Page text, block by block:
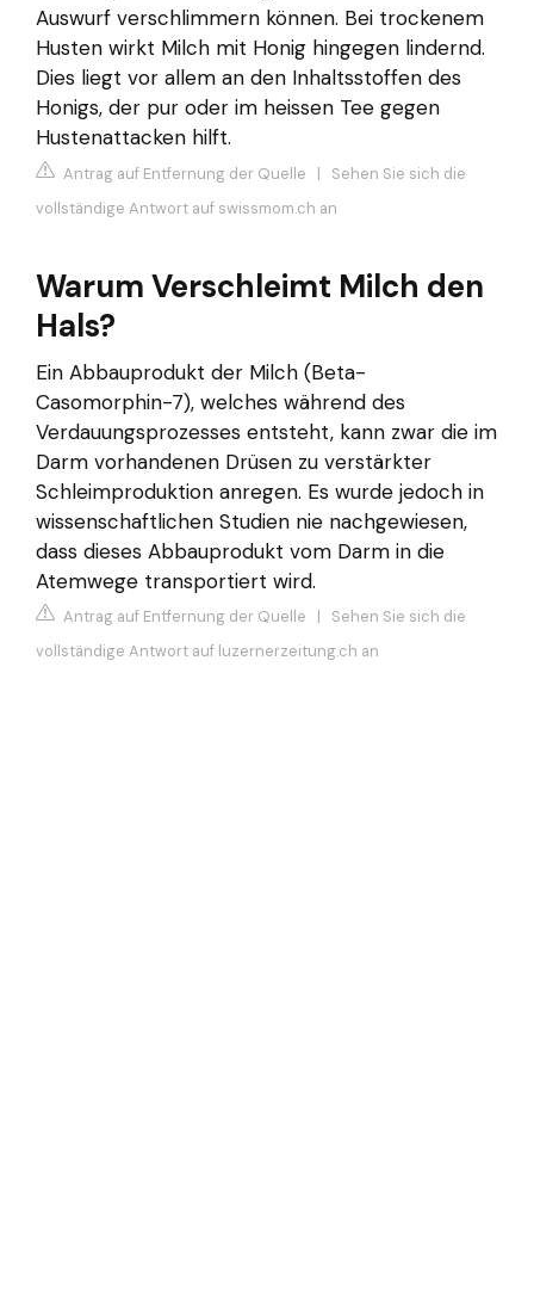
Auswurf verschlimmern können. Bei trockenem
Husten wirkt Milch mit Honig hingegen lindernd.
Dies liegt vor allem an den Inhaltsstoffen des
Honigs, der pur oder im heissen Tee gegen
Hustenattacken hilft.
Antrag auf Entfernung der Quelle | Sehen Sie sich die
vollständige Antwort auf swissmom.ch an
Warum Verschleimt Milch den
Hals?
Ein Abbauprodukt der Milch (Beta-
Casomorphin-7), welches während des
Verdauungsprozesses entsteht, kann zwar die im
Darm vorhandenen Drüsen zu verstärkter
Schleimproduktion anregen. Es wurde jedoch in
wissenschaftlichen Studien nie nachgewiesen,
dass dieses Abbauprodukt vom Darm in die
Atemwege transportiert wird.
Antrag auf Entfernung der Quelle | Sehen Sie sich die
vollständige Antwort auf luzernerzeitung.ch an